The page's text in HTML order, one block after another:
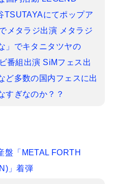
TSUTAYAにてポップア
メタラジ出演 メタラジ
」でキタニタツヤの
番組出演 SiMフェス出
多数の国内フェスに出
すぎなのか？？
盤「METAL FORTH
」着弾